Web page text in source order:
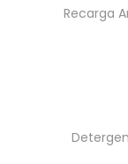
Recarga